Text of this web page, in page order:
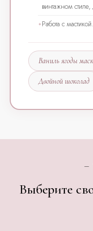
винтажном
Работа с
Ваниль ягоды
Двойной шоколад
—
Выберите